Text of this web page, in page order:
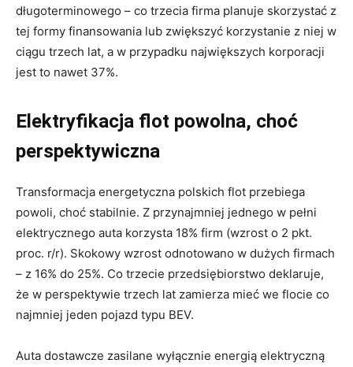
długoterminowego – co trzecia firma planuje skorzystać z
tej formy finansowania lub zwiększyć korzystanie z niej w
ciągu trzech lat, a w przypadku największych korporacji
jest to nawet 37%.
Elektryfikacja flot powolna, choć
perspektywiczna
Transformacja energetyczna polskich flot przebiega
powoli, choć stabilnie. Z przynajmniej jednego w pełni
elektrycznego auta korzysta 18% firm (wzrost o 2 pkt.
proc. r/r). Skokowy wzrost odnotowano w dużych firmach
– z 16% do 25%. Co trzecie przedsiębiorstwo deklaruje,
że w perspektywie trzech lat zamierza mieć we flocie co
najmniej jeden pojazd typu BEV.
Auta dostawcze zasilane wyłącznie energią elektryczną